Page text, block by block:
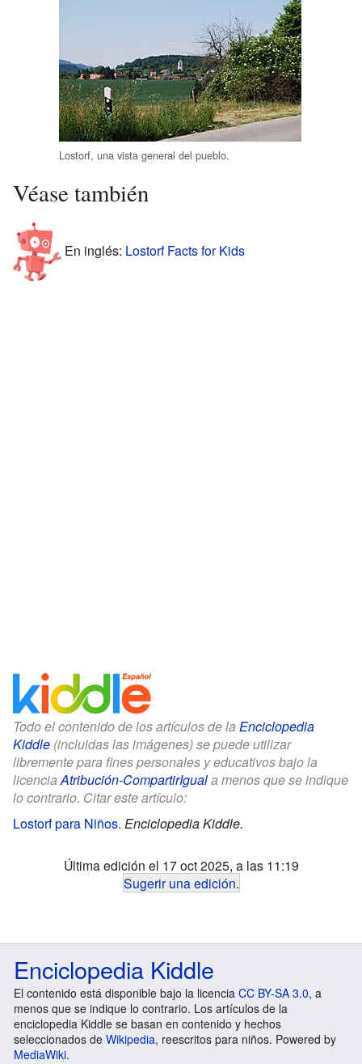
Lostorf, una vista general del pueblo.
Véase también
En inglés: Lostorf Facts for Kids
Todo el contenido de los artículos de la Enciclopedia
Kiddle (incluidas las imágenes) se puede utilizar
libremente para fines personales y educativos bajo la
licenciaAtribución-CompartirIguala menos que se indique
lo contrario. Citar este artículo:
Lostorf para Niños. Enciclopedia Kiddle.
Última edición el 17 oct 2025, a las 11:19
Sugerir una edición.
Enciclopedia Kiddle
El contenido está disponible bajo la licencia CC BY-SA 3.0, a
menos que se indique lo contrario. Los artículos de la
enciclopedia Kiddle se basan en contenido y hechos
seleccionados de Wikipedia, reescritos para niños. Powered by
MediaWiki.